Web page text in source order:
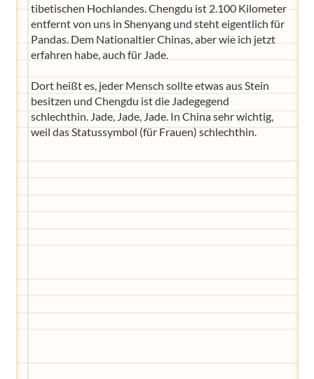
tibetischen Hochlandes. Chengdu ist 2.100 Kilometer
entfernt von uns in Shenyang und steht eigentlich für
Pandas. Dem Nationaltier Chinas, aber wie ich jetzt
erfahren habe, auch für Jade.
Dort heißt es, jeder Mensch sollte etwas aus Stein
besitzen und Chengdu ist die Jadegegend
schlechthin. Jade, Jade, Jade. In China sehr wichtig,
weil das Statussymbol (für Frauen) schlechthin.